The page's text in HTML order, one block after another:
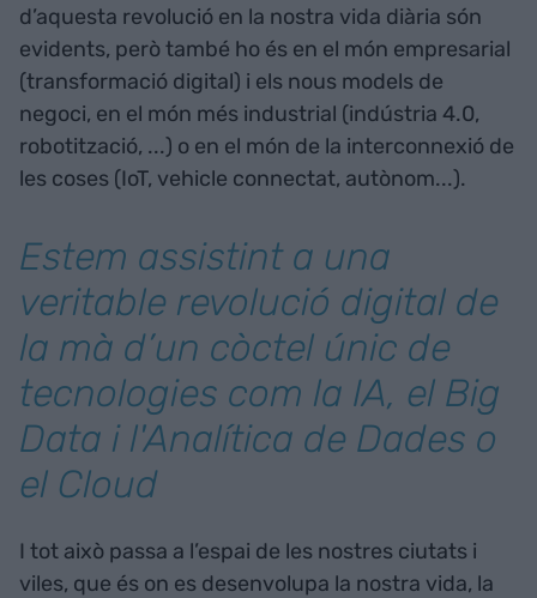
d’aquesta revolució en la nostra vida diària són
evidents, però també ho és en el món empresarial
(transformació digital) i els nous models de
negoci, en el món més industrial (indústria 4.0,
robotització, ...) o en el món de la interconnexió de
les coses (IoT, vehicle connectat, autònom...).
Estem assistint a una
veritable revolució digital de
la mà d’un còctel únic de
tecnologies com la IA, el Big
Data i l'Analítica de Dades o
el Cloud
I tot això passa a l’espai de les nostres ciutats i
viles, que és on es desenvolupa la nostra vida, la